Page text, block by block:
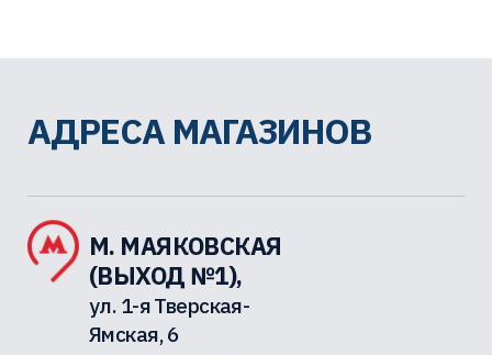
АДРЕСА МАГАЗИНОВ
М. МАЯКОВСКАЯ
(ВЫХОД №1),
ул. 1-я Тверская-
Ямская, 6